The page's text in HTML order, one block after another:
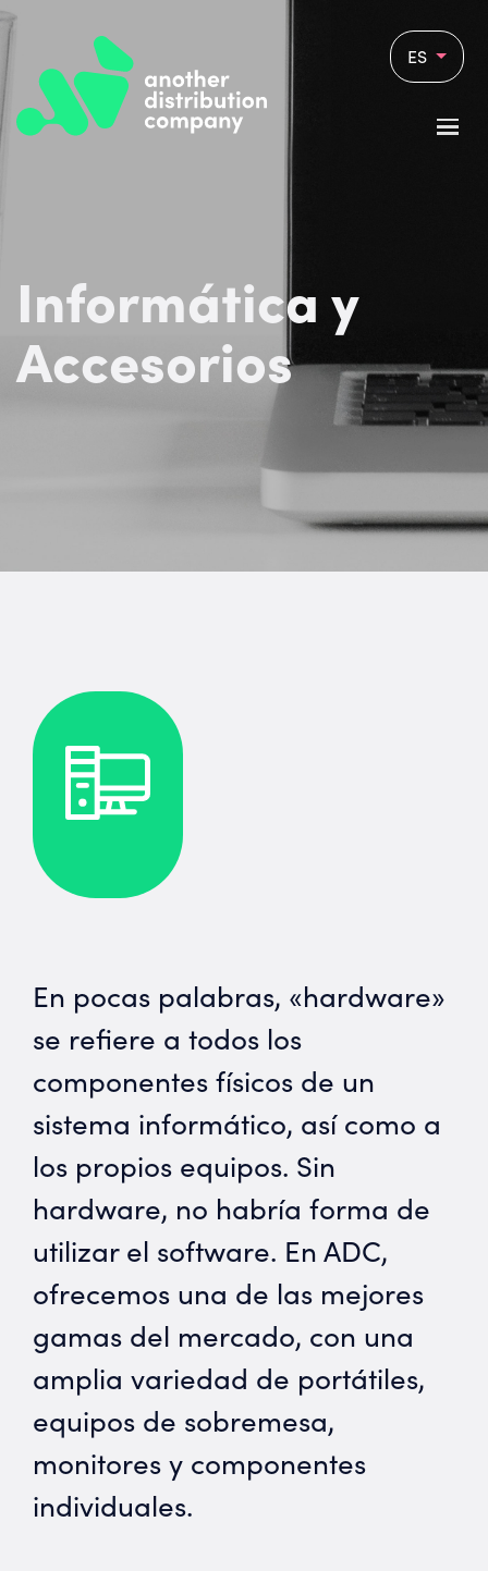
ES
Informática y
Accesorios
En pocas palabras, «hardware»
se refiere a todos los
componentes físicos de un
sistema informático, así como a
los propios equipos. Sin
hardware, no habría forma de
utilizar el software. En ADC,
ofrecemos una de las mejores
gamas del mercado, con una
amplia variedad de portátiles,
equipos de sobremesa,
monitores y componentes
individuales.